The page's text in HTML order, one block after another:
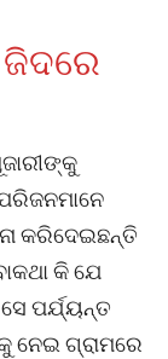
ଜିଦରେ
କରିଦେଇଛନ୍ତି
କି ଯେ
ପର୍ଯ୍ୟନ୍ତ
ନେଇ ଗ୍ରାମରେ